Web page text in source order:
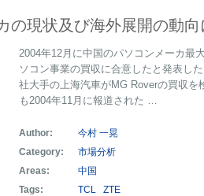
の現状及び海外展開の動
2004年12月に中国のパソコンメーカ最
ソコン事業の買収に合意したと発表し
社大手の上海汽車がMG Roverの買収を
も2004年11月に報道された …
Author:
今村 一晃
Category:
市場分析
Areas:
中国
Tags:
TCL
ZTE